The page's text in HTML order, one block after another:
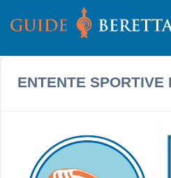
ENTENTE SPORTIVE